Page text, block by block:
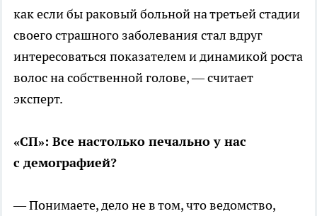
как если бы раковый больной на третьей стадии
своего страшного заболевания стал вдруг
интересоваться показателем и динамикой роста
волос на собственной голове, — считает
эксперт.
«СП»: Все настолько печально у нас
с демографией?
— Понимаете, дело не в том, что ведомство,